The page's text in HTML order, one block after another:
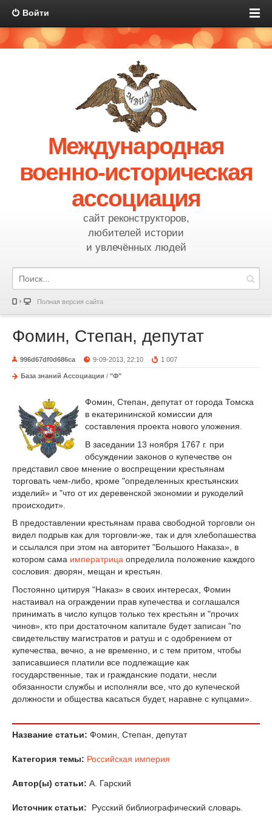
Войти
Международная
военно-историческая
ассоциация
сайт реконструкторов,
любителей истории
и увлечённых людей
Полная версия сайта
Фомин, Степан, депутат
996d67df0d686ca 9-09-2013, 22:10 1 007
База знаний Ассоциации / "Ф"
Фомин, Степан, депутат от города Томска
в екатерининской комиссии для
составления проекта нового уложения.
В заседании 13 ноября 1767 г. при
обсуждении законов о купечестве он
представил свое мнение о воспрещении крестьянам
торговать чем-либо, кроме "определенных крестьянских
изделий» и "что от их деревенской экономии и рукоделий
происходит».
В предоставлении крестьянам права свободной торговли он
видел подрыв как для торговли-же, так и для хлебопашества
и ссылался при этом на авторитет "Большого Наказа», в
котором сама императрица определила положение каждого
сословия: дворян, мещан и крестьян.
Постоянно цитируя "Наказ» в своих интересах, Фомин
настаивал на ограждении прав купечества и соглашался
принимать в число купцов только тех крестьян и "прочих
чинов», кто при достаточном капитале будет записан "по
свидетельству магистратов и ратуш и с одобрением от
купечества, вечно, а не временно, и с тем притом, чтобы
записавшиеся платили все подлежащие как
государственные, так и гражданские подати, несли
обязанности службы и исполняли все, что до купеческой
должности и общества касаться будет, наравне с купцами».
Название статьи: Фомин, Степан, депутат
Категория темы: Российская империя
Автор(ы) статьи: А. Гарский
Источник статьи:
Русский библиографический словарь.